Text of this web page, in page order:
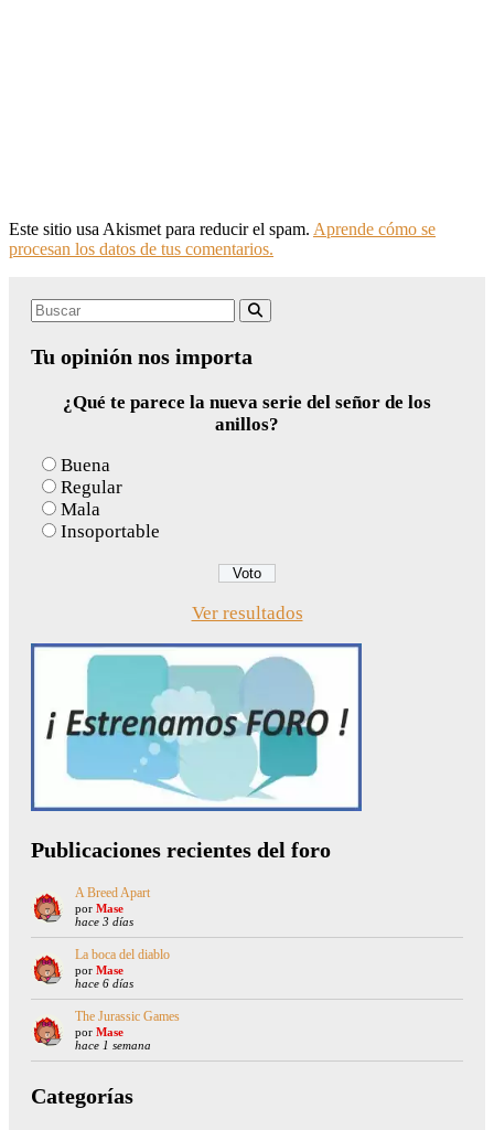
Este sitio usa Akismet para reducir el spam. Aprende cómo se
procesan los datos de tus comentarios.
Search
Tu opinión nos importa
¿Qué te parece la nueva serie del señor de los
anillos?
Buena
Regular
Mala
Insoportable
Ver resultados
Publicaciones recientes del foro
A Breed Apart
por Mase
hace 3 días
La boca del diablo
por Mase
hace 6 días
The Jurassic Games
por Mase
hace 1 semana
Categorías